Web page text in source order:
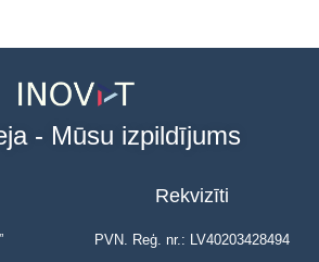
- Mūsu izpildījums
Rekvizīti
PVN. Reģ. nr.: LV40203428494